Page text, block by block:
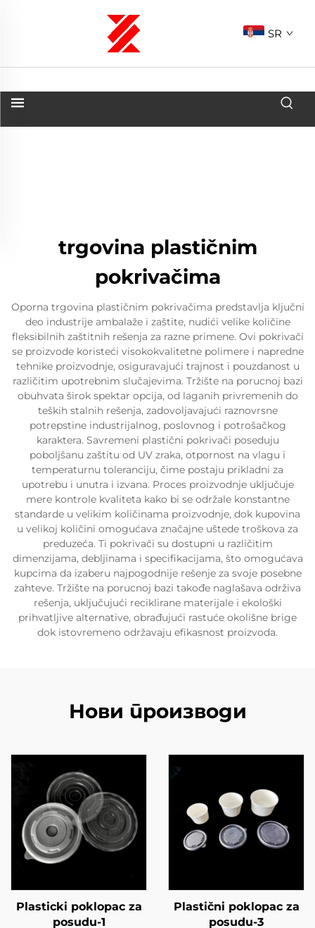
SR
trgovina plastičnim
pokrivačima
Oporna trgovina plastičnim pokrivačima predstavlja ključni
deo industrije ambalaže i zaštite, nudići velike količine
fleksibilnih zaštitnih rešenja za razne primene. Ovi pokrivači
se proizvode koristeći visokokvalitetne polimere i napredne
tehnike proizvodnje, osiguravajući trajnost i pouzdanost u
različitim upotrebnim slučajevima. Tržište na porucnoj bazi
obuhvata širok spektar opcija, od laganih privremenih do
teških stalnih rešenja, zadovoljavajući raznovrsne
potrepstine industrijalnog, poslovnog i potrošačkog
karaktera. Savremeni plastični pokrivači poseduju
poboljšanu zaštitu od UV zraka, otpornost na vlagu i
temperaturnu toleranciju, čime postaju prikladni za
upotrebu i unutra i izvana. Proces proizvodnje uključuje
mere kontrole kvaliteta kako bi se održale konstantne
standarde u velikim količinama proizvodnje, dok kupovina
u velikoj količini omogućava značajne uštede troškova za
preduzeća. Ti pokrivači su dostupni u različitim
dimenzijama, debljinama i specifikacijama, što omogućava
kupcima da izaberu najpogodnije rešenje za svoje posebne
zahteve. Tržište na porucnoj bazi takođe naglašava održiva
rešenja, uključujući reciklirane materijale i ekološki
prihvatljive alternative, obrađujući rastuće okolišne brige
dok istovremeno održavaju efikasnost proizvoda.
Нови производи
Plasticki poklopac za
posudu-1
Plastični poklopac za
posudu-3